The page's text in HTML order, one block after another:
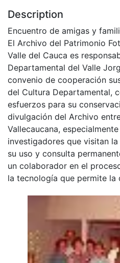
Description
Encuentro de amigas y
El Archivo del Patrimonio
Valle del Cauca es
Departamental del Valle
convenio de cooperación
del Cultura Departamental,
esfuerzos para su
divulgación del Archivo
Vallecaucana,
investigadores que visitan
su uso y consulta
un colaborador en el
la tecnología que permite la